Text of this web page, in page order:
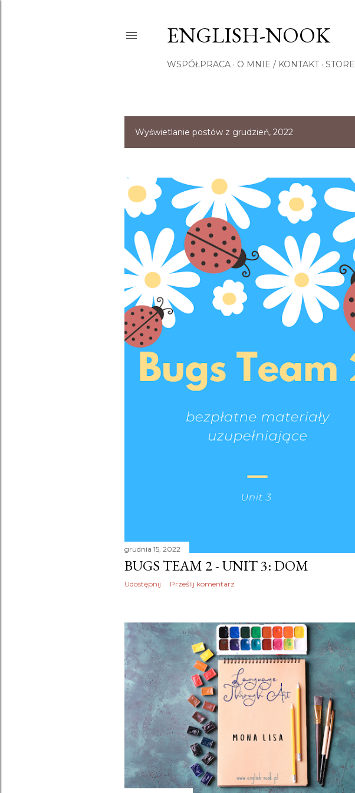
ENGLISH-NOOK
WSPÓŁPRACA O MNIE / KONTAKT STORE
P
s
t
Wyświetlanie postów z grudzień, 2022
grudnia 15, 2022
BUGS TEAM 2 - UNIT 3: DOM
Udostępnij Prześlij komentarz